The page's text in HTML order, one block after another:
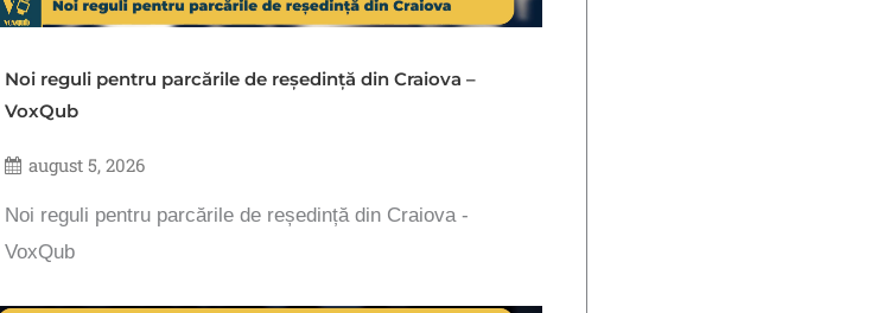
Noi reguli pentru parcările de reședință din Craiova –
VoxQub
august 5, 2026
Noi reguli pentru parcările de reședință din Craiova -
VoxQub